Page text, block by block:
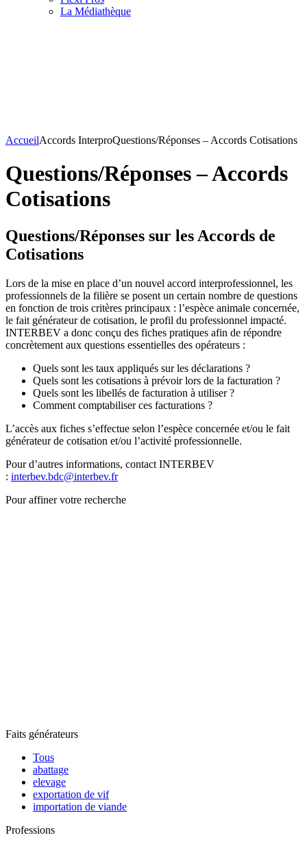
La Médiathèque
AccueilAccords InterproQuestions/Réponses – Accords Cotisations
Questions/Réponses – Accords
Cotisations
Questions/Réponses sur les Accords de
Cotisations
Lors de la mise en place d’un nouvel accord interprofessionnel, les
professionnels de la filière se posent un certain nombre de questions
en fonction de trois critères principaux : l’espèce animale concernée,
le fait générateur de cotisation, le profil du professionnel impacté.
INTERBEV a donc conçu des fiches pratiques afin de répondre
concrètement aux questions essentielles des opérateurs :
Quels sont les taux appliqués sur les déclarations ?
Quels sont les cotisations à prévoir lors de la facturation ?
Quels sont les libellés de facturation à utiliser ?
Comment comptabiliser ces facturations ?
L’accès aux fiches s’effectue selon l’espèce concernée et/ou le fait
générateur de cotisation et/ou l’activité professionnelle.
Pour d’autres informations, contact INTERBEV
: interbev.bdc@interbev.fr
Pour affiner votre recherche
Faits générateurs
Tous
abattage
elevage
exportation de vif
importation de viande
Professions